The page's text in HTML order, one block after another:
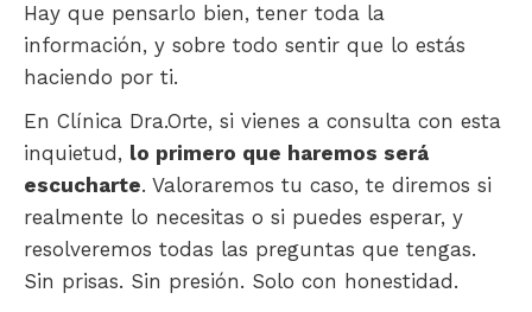
Hay que pensarlo bien, tener toda la
información, y sobre todo sentir que lo estás
haciendo por ti.
En Clínica Dra.Orte, si vienes a consulta con esta
inquietud, lo primero que haremos será
escucharte. Valoraremos tu caso, te diremos si
realmente lo necesitas o si puedes esperar, y
resolveremos todas las preguntas que tengas.
Sin prisas. Sin presión. Solo con honestidad.